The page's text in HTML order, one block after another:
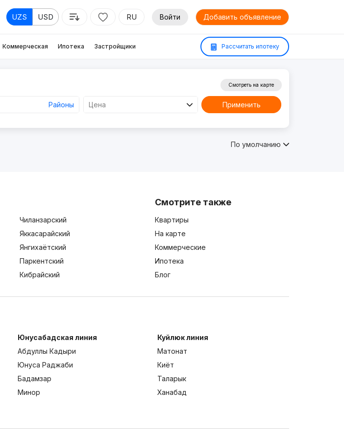
UZS USD RU Войти Добавить объявление
Коммерческая Ипотека Застройщики Рассчитать ипотеку
Районы Цена
Смотреть на карте
Применить
По умолчанию
Чиланзарский
Яккасарайский
Янгихаётский
Паркентский
Кибрайский
Смотрите также
Квартиры
На карте
Коммерческие
Ипотека
Блог
Юнусабадская линия
Абдуллы Кадыри
Юнуса Раджаби
Бадамзар
Минор
Куйлюк линия
Матонат
Киёт
Таларык
Ханабад